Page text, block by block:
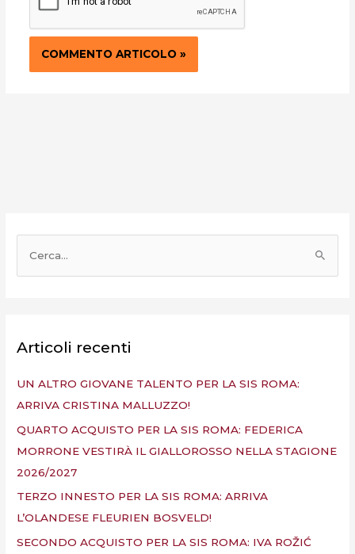
e
a
Articoli recenti
UN ALTRO GIOVANE TALENTO PER LA SIS ROMA:
ARRIVA CRISTINA MALLUZZO!
QUARTO ACQUISTO PER LA SIS ROMA: FEDERICA
MORRONE VESTIRÀ IL GIALLOROSSO NELLA STAGIONE
2026/2027
TERZO INNESTO PER LA SIS ROMA: ARRIVA
L’OLANDESE FLEURIEN BOSVELD!
SECONDO ACQUISTO PER LA SIS ROMA: IVA ROŽIĆ